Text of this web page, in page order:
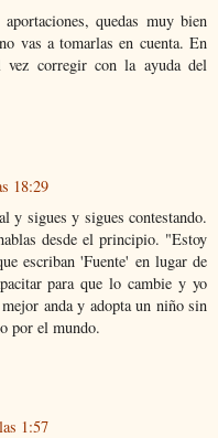
quedas muy bien
vas a tomarlas en cuenta. En
corregir con la ayuda del
18:29
y sigues y sigues contestando.
desde el principio. "Estoy
escriban 'Fuente' en lugar de
para que lo cambie y yo
anda y adopta un niño sin
por el mundo.
1:57